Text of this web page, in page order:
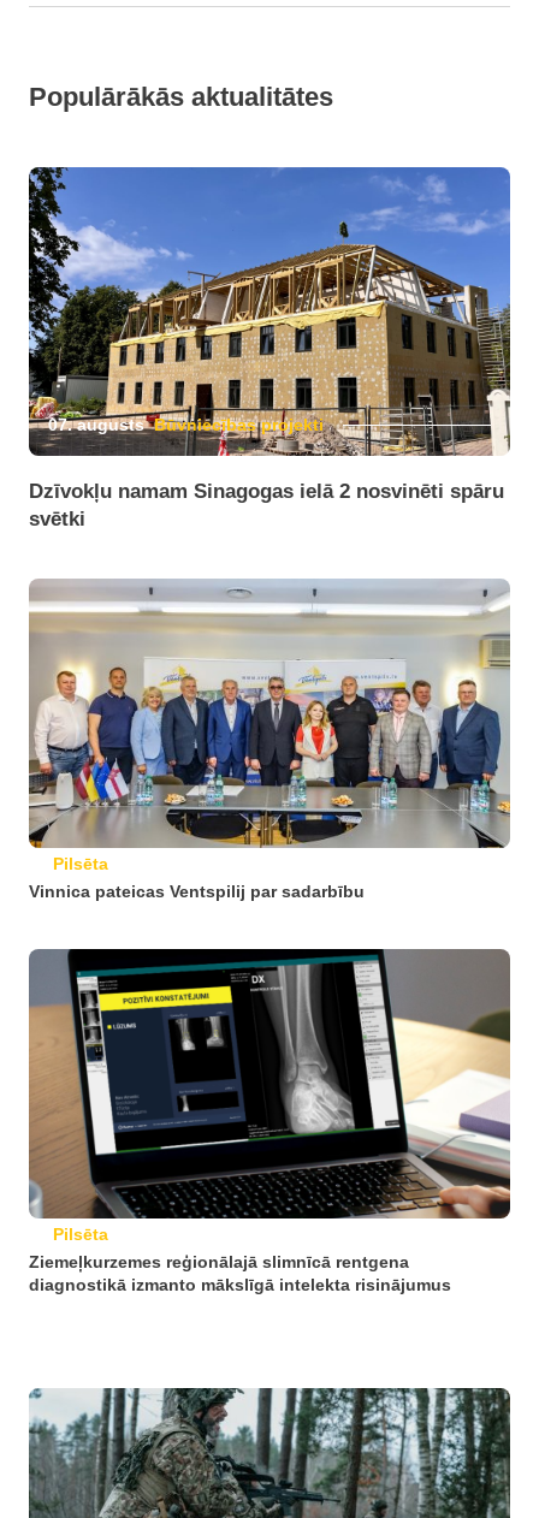
Populārākās aktualitātes
07. augusts Būvniecības projekti
Dzīvokļu namam Sinagogas ielā 2 nosvinēti spāru
svētki
Pilsēta
Vinnica pateicas Ventspilij par sadarbību
Pilsēta
Ziemeļkurzemes reģionālajā slimnīcā rentgena
diagnostikā izmanto mākslīgā intelekta risinājumus